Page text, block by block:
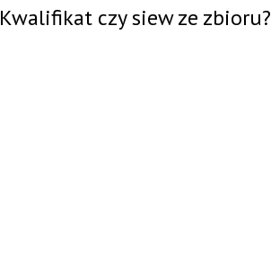
Kwalifikat czy siew ze zbioru?